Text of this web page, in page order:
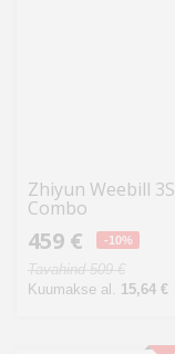
Zhiyun Weebill 3S
Combo
459 € -10%
Tavahind 509 €
Kuumakse al. 15,64 €